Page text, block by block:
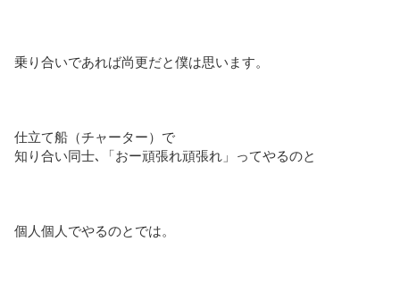
乗り合いであれば尚更だと僕は思います。
仕立て船（チャーター）で
知り合い同士､「おー頑張れ頑張れ」ってやるのと
個人個人でやるのとでは。